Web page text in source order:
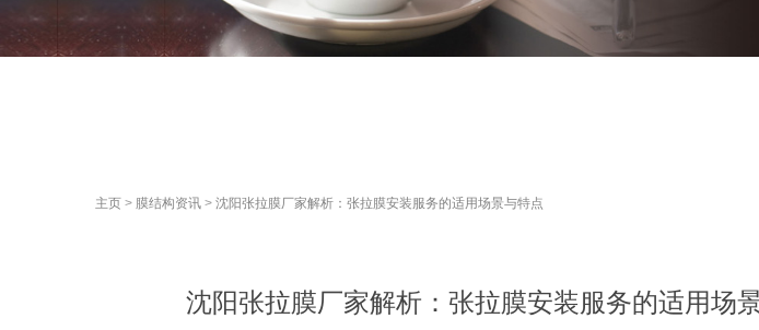
主页 > 膜结构资讯 > 沈阳张拉膜厂家解析：张拉膜安装服务的适用场景与特点
沈阳张拉膜厂家解析：张拉膜安装服务的适用场